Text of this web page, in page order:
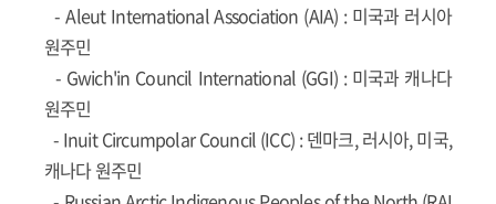
-Aleut International Association (AIA) : 미국과 러시아
원주민
- Gwich'in Council International (GGI) : 미국과 캐나다
원주민
- Inuit Circumpolar Council (ICC) : 덴마크, 러시아, 미국,
캐나다 원주민